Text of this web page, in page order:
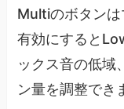
Multiのボタンは
有効にすると
ックス音の低域
ン量を調整でき